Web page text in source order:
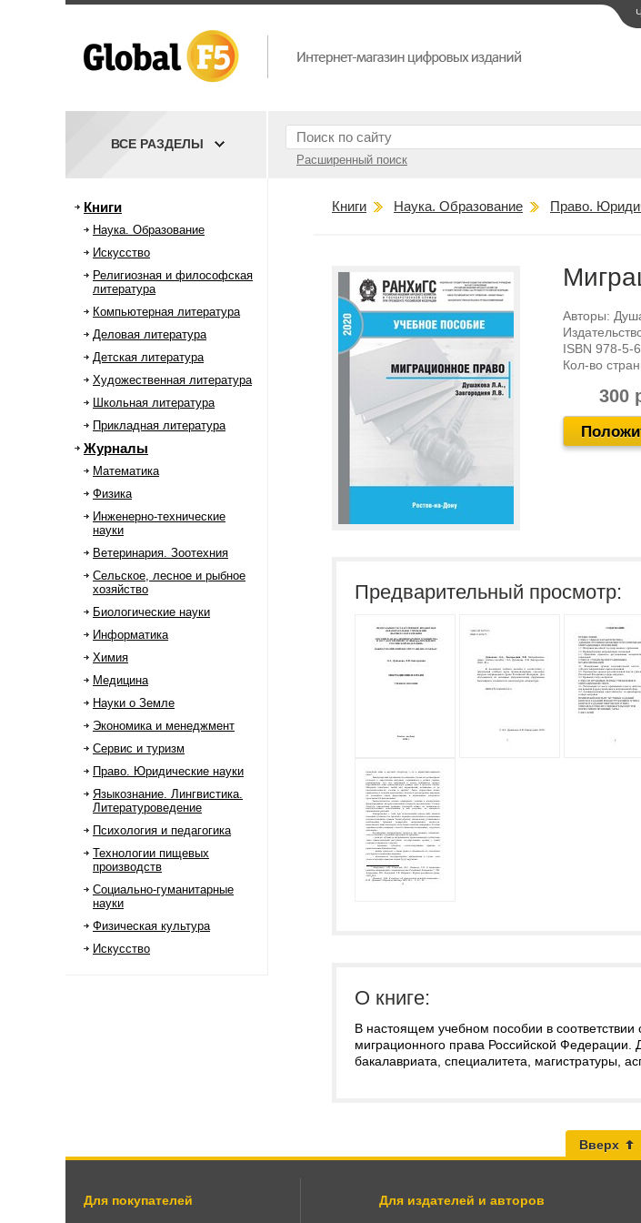
Расширенный поиск
ВСЕ РАЗДЕЛЫ
Книги
Наука. Образование
Искусство
Религиозная и философская
литература
Компьютерная литература
Деловая литература
Детская литература
Художественная литература
Школьная литература
Прикладная литература
Журналы
Математика
Физика
Инженерно-технические
науки
Ветеринария. Зоотехния
Сельское, лесное и рыбное
хозяйство
Биологические науки
Информатика
Химия
Медицина
Науки о Земле
Экономика и менеджмент
Сервис и туризм
Право. Юридические науки
Языкознание. Лингвистика.
Литературоведение
Психология и педагогика
Технологии пищевых
производств
Социально-гуманитарные
науки
Физическая культура
Искусство
Книги Наука. Образование Право.
Авторы:
ISBN 978-5-
Кол-во
300
Предварительный просмотр:
О книге:
В настоящем учебном пособии в
миграционного права Российской
бакалавриата, специалитета, магистратуры,
Вверх
Для покупателей
Для издателей и авторов